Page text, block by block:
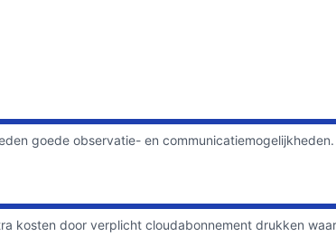
goede observatie- en communicatiemogelijkheden.
kosten door verplicht cloudabonnement drukken